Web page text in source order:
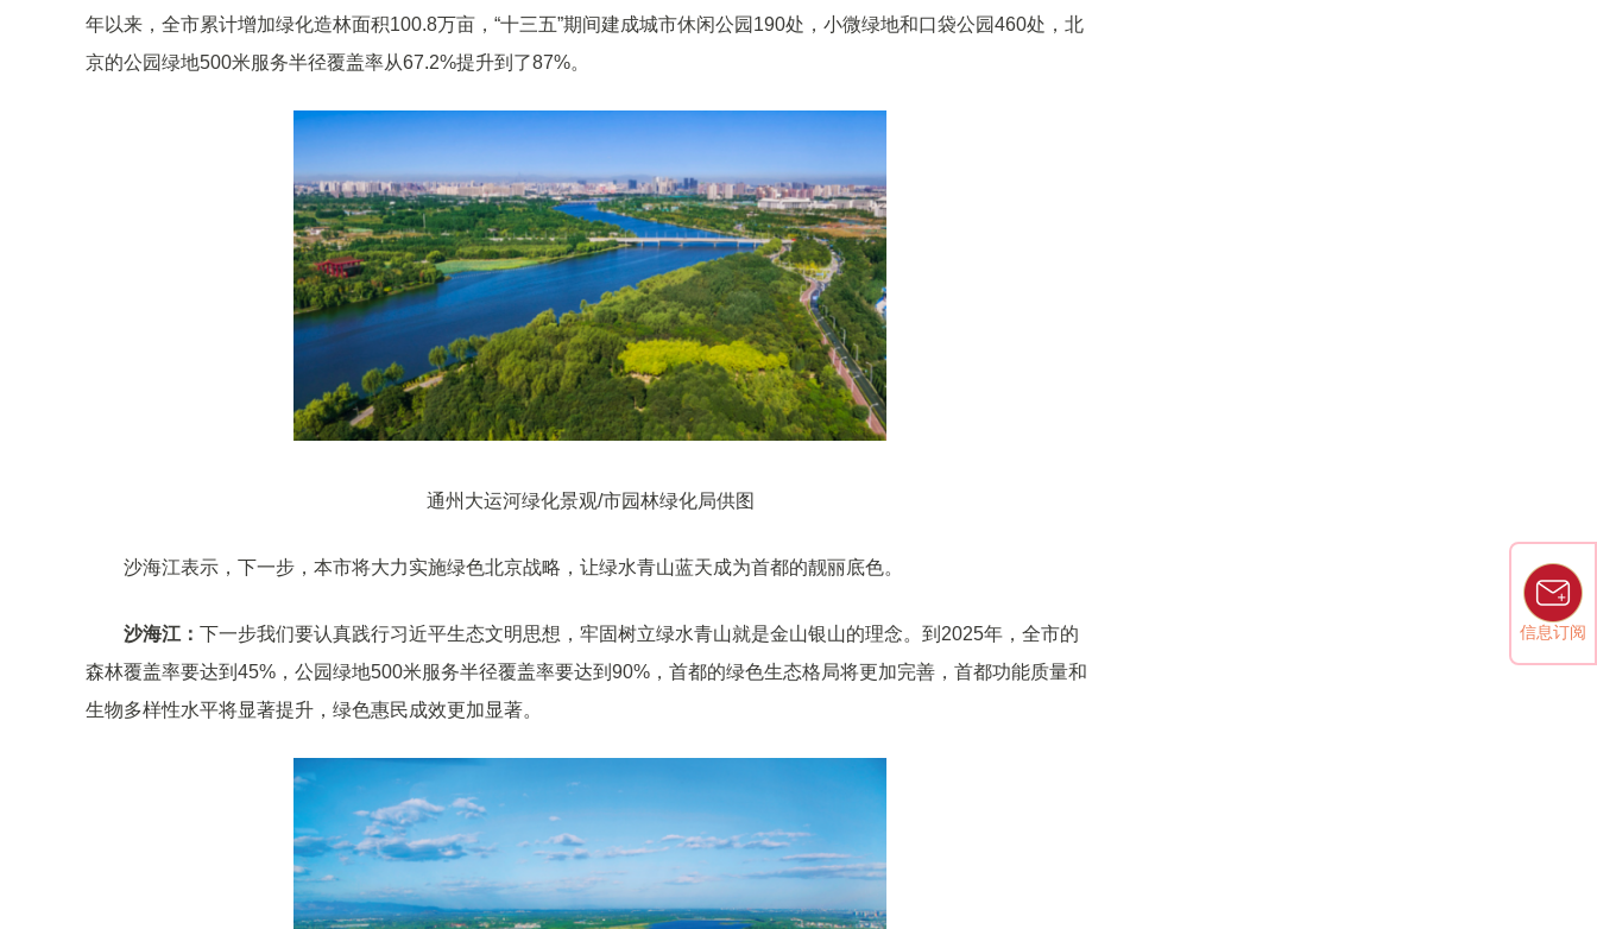
信息订阅
年以来，全市累计增加绿化造林面积100.8万亩，“十三五”期间建成城市休闲公园190处，小微绿地和口袋公园460处，北
京的公园绿地500米服务半径覆盖率从67.2%提升到了87%。
通州大运河绿化景观/市园林绿化局供图
沙海江表示，下一步，本市将大力实施绿色北京战略，让绿水青山蓝天成为首都的靓丽底色。
沙海江： 下一步我们要认真践行习近平生态文明思想，牢固树立绿水青山就是金山银山的理念。到2025年，全市的
森林覆盖率要达到45%，公园绿地500米服务半径覆盖率要达到90%，首都的绿色生态格局将更加完善，首都功能质量和
生物多样性水平将显著提升，绿色惠民成效更加显著。